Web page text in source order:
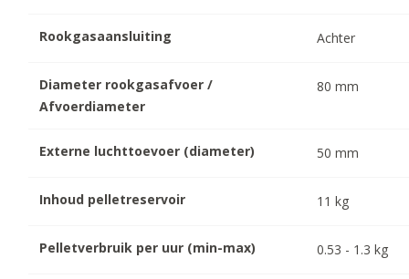
Rookgasaansluiting Achter
Diameter rookgasafvoer /
Afvoerdiameter
80 mm
Externe luchttoevoer (diameter) 50 mm
Inhoud pelletreservoir 11 kg
Pelletverbruik per uur (min-max) 0.53 - 1.3 kg